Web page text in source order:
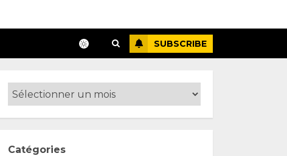
SUBSCRIBE
Catégories